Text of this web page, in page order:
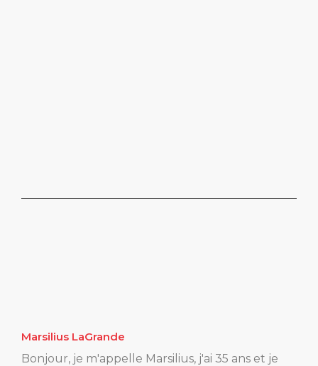
Marsilius LaGrande
Bonjour, je m'appelle Marsilius, j'ai 35 ans et je